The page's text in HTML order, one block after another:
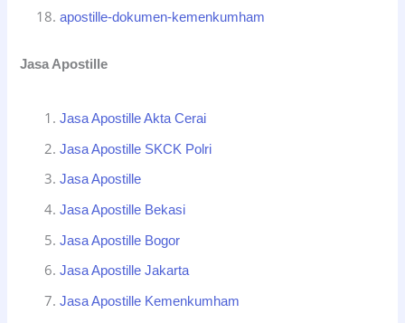
apostille-dokumen-kemenkumham
Jasa Apostille
Jasa Apostille Akta Cerai
Jasa Apostille SKCK Polri
Jasa Apostille
Jasa Apostille Bekasi
Jasa Apostille Bogor
Jasa Apostille Jakarta
Jasa Apostille Kemenkumham